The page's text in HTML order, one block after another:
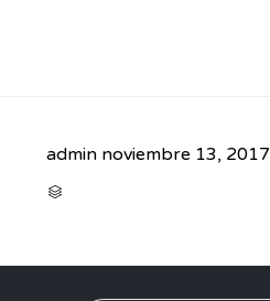
admin noviembre 13, 2017
